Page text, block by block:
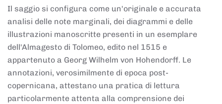
Il saggio si configura come un'originale e accurata
analisi delle note marginali, dei diagrammi e delle
illustrazioni manoscritte presenti in un esemplare
dell'Almagesto di Tolomeo, edito nel 1515 e
appartenuto a Georg Wilhelm von Hohendorff. Le
annotazioni, verosimilmente di epoca post-
copernicana, attestano una pratica di lettura
particolarmente attenta alla comprensione dei